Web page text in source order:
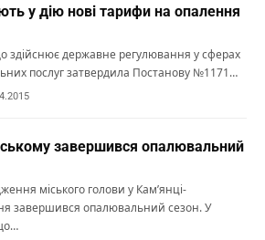
у дію нові тарифи на опалення
здійснює державне регулювання у сферах
послуг затвердила Постанову №1171…
завершився опалювальний
міського голови у Кам’янці-
завершився опалювальний сезон. У